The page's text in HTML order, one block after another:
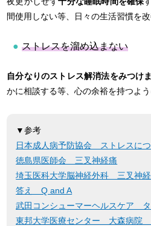
間使用しない等、日々の生活習慣を改
ストレスを溜め込まない
自分なりのストレス解消法をみつけ
かに相談する等、心の余裕を持つよう
▼参考
日本成人病予防協会 ストレスに
徳島県医師会 三叉神経痛
埼玉医科大学脳神経外科 三叉神
答え Q and A
武田コンシューマーヘルスケア
東邦大学医療センター 大森病院